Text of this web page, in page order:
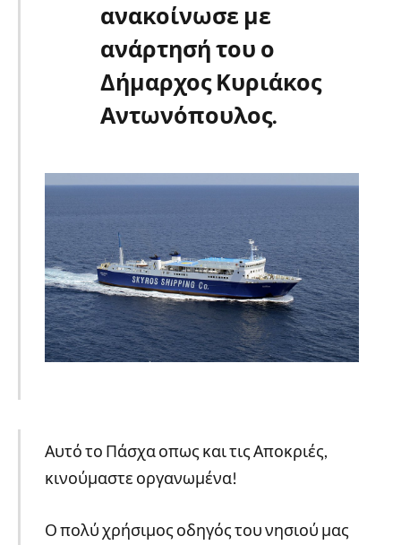
ανακοίνωσε με
ανάρτησή του ο
Δήμαρχος Κυριάκος
Αντωνόπουλος.
Αυτό το Πάσχα οπως και τις Αποκριές,
κινούμαστε οργανωμένα!
Ο πολύ χρήσιμος οδηγός του νησιού μας